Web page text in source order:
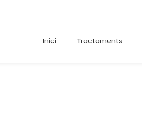
Inici Tractaments